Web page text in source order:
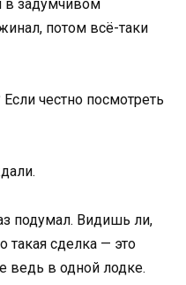
задумчивом
потом всё-таки
честно посмотреть
подумал. Видишь ли,
такая сделка — это
ведь в одной лодке.